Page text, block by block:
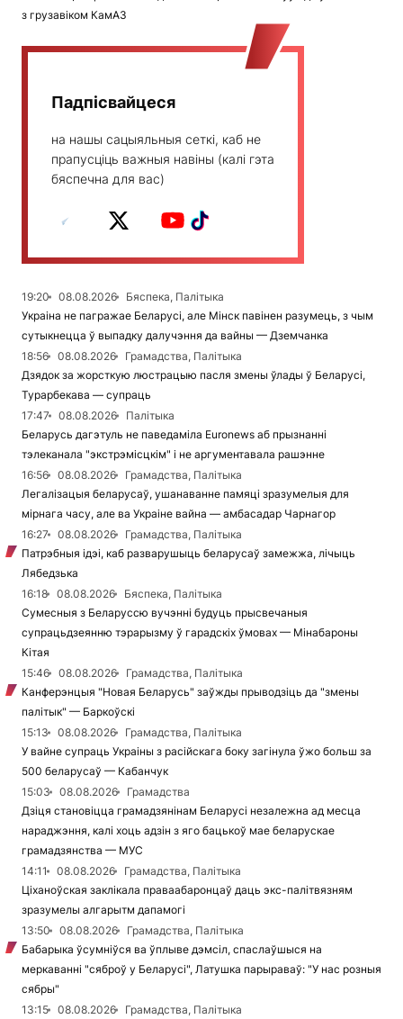
з грузавіком КамАЗ
Падпісвайцеся
на нашы сацыяльныя сеткі, каб не
прапусціць важныя навіны (калі гэта
бяспечна для вас)
19:20 08.08.2026
Бяспека, Палітыка
Украіна не пагражае Беларусі, але Мінск павінен разумець, з чым
сутыкнецца ў выпадку далучэння да вайны — Дземчанка
18:56
08.08.2026
Грамадства, Палітыка
Дзядок за жорсткую люстрацыю пасля змены ўлады ў Беларусі,
Турарбекава — супраць
17:47
08.08.2026
Палітыка
Беларусь дагэтуль не паведаміла Euronews аб прызнанні
тэлеканала "экстрэмісцкім" і не аргументавала рашэнне
16:56
08.08.2026
Грамадства, Палітыка
Легалізацыя беларусаў, ушанаванне памяці зразумелыя для
мірнага часу, але ва Украіне вайна — амбасадар Чарнагор
16:27
08.08.2026
Грамадства, Палітыка
Патрэбныя ідэі, каб разварушыць беларусаў замежжа, лічыць
Лябедзька
16:18
08.08.2026
Бяспека, Палітыка
Сумесныя з Беларуссю вучэнні будуць прысвечаныя
супрацьдзеянню тэрарызму ў гарадскіх ўмовах — Мінабароны
Кітая
15:46
08.08.2026
Грамадства, Палітыка
Канферэнцыя "Новая Беларусь" заўжды прыводзіць да "змены
палітык" — Баркоўскі
15:13
08.08.2026
Грамадства, Палітыка
У вайне супраць Украіны з расійскага боку загінула ўжо больш за
500 беларусаў — Кабанчук
15:03
08.08.2026
Грамадства
Дзіця становіцца грамадзянінам Беларусі незалежна ад месца
нараджэння, калі хоць адзін з яго бацькоў мае беларускае
грамадзянства — МУС
14:11
08.08.2026
Грамадства, Палітыка
Ціханоўская заклікала праваабаронцаў даць экс-палітвязням
зразумелы алгарытм дапамогі
13:50
08.08.2026
Грамадства, Палітыка
Бабарыка ўсумніўся ва ўплыве дэмсіл, спаслаўшыся на
меркаванні "сяброў у Беларусі", Латушка парыраваў: "У нас розныя
сябры"
13:15
08.08.2026
Грамадства, Палітыка